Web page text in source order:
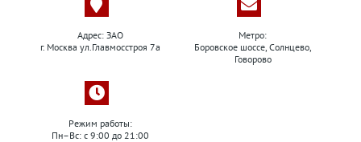
Адрес: ЗАО
г. Москва ул.Главмосстроя 7а
Метро:
Боровское шоссе, Солнцево,
Говорово
Режим работы:
Пн–Вс: с 9:00 до 21:00